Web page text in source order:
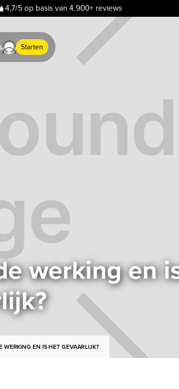
4,7/5 op basis van 4.900+ reviews
Starten
werking en
EN IS HET GEVAARLIJK?